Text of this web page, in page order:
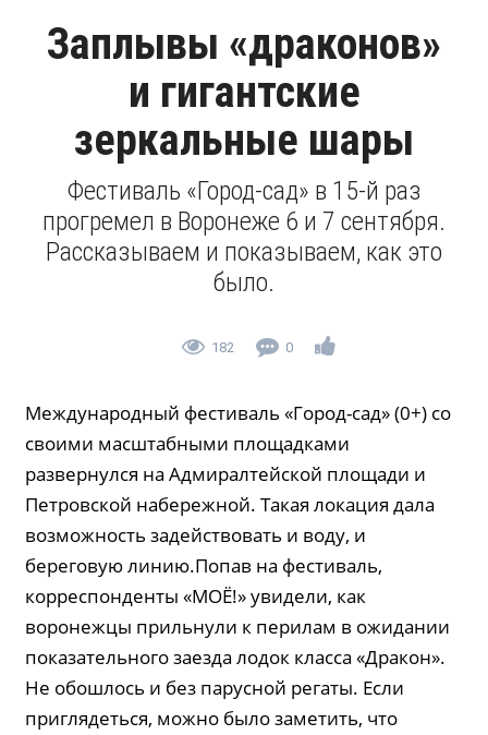
Заплывы «драконов»
и гигантские
зеркальные шары
Фестиваль «Город-сад» в 15-й раз
прогремел в Воронеже 6 и 7 сентября.
Рассказываем и показываем, как это
было.
182 0
Международный фестиваль «Город-сад» (0+) со
своими масштабными площадками
развернулся на Адмиралтейской площади и
Петровской набережной. Такая локация дала
возможность задействовать и воду, и
береговую линию.Попав на фестиваль,
корреспонденты «МОЁ!» увидели, как
воронежцы прильнули к перилам в ожидании
показательного заезда лодок класса «Дракон».
Не обошлось и без парусной регаты. Если
приглядеться, можно было заметить, что